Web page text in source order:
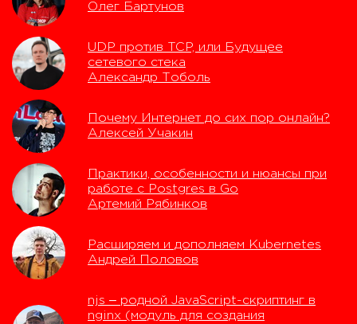
Олег Бартунов
UDP против TCP, или Будущее
сетевого стека
Александр Тоболь
Почему Интернет до сих пор онлайн?
Алексей Учакин
Практики, особенности и нюансы при
работе с Postgres в Go
Артемий Рябинков
Расширяем и дополняем Kubernetes
Андрей Половов
njs ‒ родной JavaSсript-скриптинг в
nginx (модуль для создания